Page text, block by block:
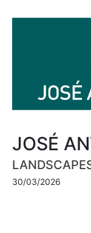
JOSÉ
30/03/2026